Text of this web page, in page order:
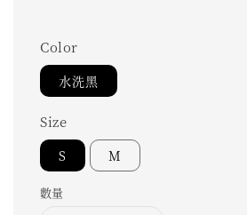
Color
水洗黑
Size
S M
數量